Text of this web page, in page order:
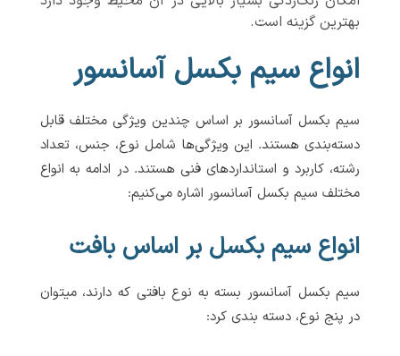
بهترین گزینه است.
انواع سیم بکسل آسانسور
سیم بکسل آسانسور بر اساس چندین ویژگی مختلف قابل
دسته‌بندی هستند. این ویژگی‌ها شامل نوع، جنس، تعداد
رشته، کاربرد و استانداردهای فنی هستند. در ادامه به انواع
مختلف سیم بکسل آسانسور اشاره می‌کنیم:
انواع سیم بکسل بر اساس بافت
سیم بکسل آسانسور بسته به نوع بافتی که دارند، میتوان
در پنج نوع، دسته بندی کرد: